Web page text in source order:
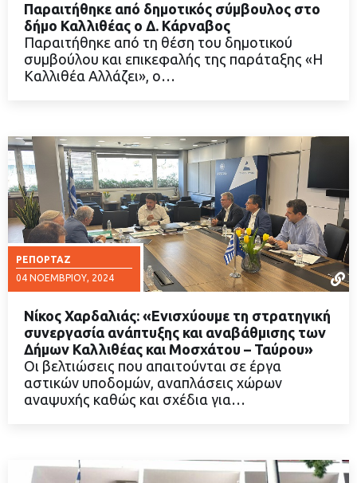
ΔΙΑΒΑΣΤΕ ΠΕΡΙΣΣΟΤΕΡΑ
Παραιτήθηκε από δημοτικός σύμβουλος στο
δήμο Καλλιθέας ο Δ. Κάρναβος
Παραιτήθηκε από τη θέση του δημοτικού
συμβούλου και επικεφαλής της παράταξης «Η
Καλλιθέα Αλλάζει», ο…
ΡΕΠΟΡΤΆΖ
04 ΝΟΕΜΒΡΊΟΥ, 2024
ΔΙΑΒΑΣΤΕ ΠΕΡΙΣΣΟΤΕΡΑ
Νίκος Χαρδαλιάς: «Ενισχύουμε τη στρατηγική
συνεργασία ανάπτυξης και αναβάθμισης των
Δήμων Καλλιθέας και Μοσχάτου – Ταύρου»
Οι βελτιώσεις που απαιτούνται σε έργα
αστικών υποδομών, αναπλάσεις χώρων
αναψυχής καθώς και σχέδια για…